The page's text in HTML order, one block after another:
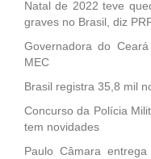
Natal de 2022 teve
graves no Brasil, diz
Governadora do
MEC
Brasil registra 35,8 mil
Concurso da Polícia
tem novidades
Paulo Câmara